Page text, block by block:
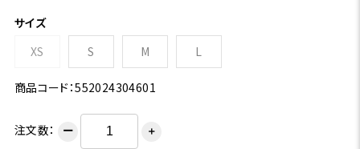
サイズ
XS
S M L
商品コード：552024304601
注文数： ー ＋